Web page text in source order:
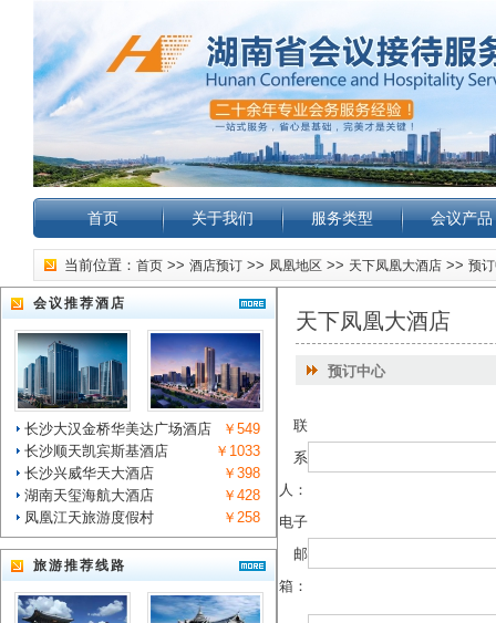
首页 关于我们 服务类型 会议产品
当前位置： 首页 >> 酒店预订 >> 凤凰地区 >> 天下凤凰大酒店 >> 预
会议推荐酒店
长沙大汉金桥华美达广场酒店
￥549
长沙顺天凯宾斯基酒店
￥1033
长沙兴威华天大酒店
￥398
湖南天玺海航大酒店
￥428
凤凰江天旅游度假村
￥258
旅游推荐线路
天下凤凰大酒店
预订中心
联
系
人：
电子
邮
箱：